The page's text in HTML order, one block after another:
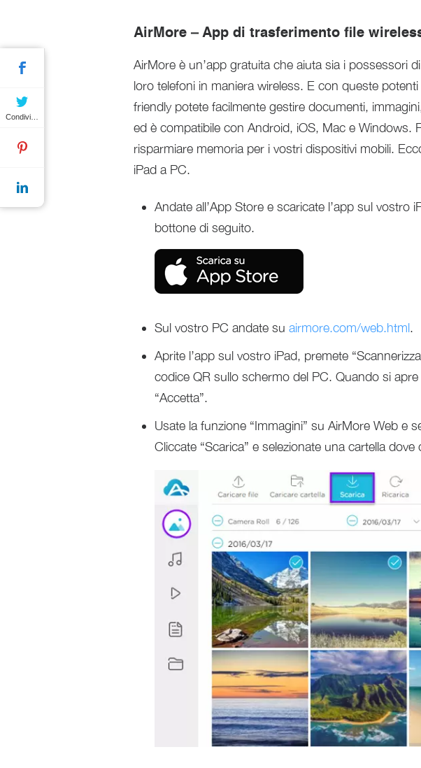
AirMore – App di trasferimento file
AirMore è un’app gratuita che aiuta sia i possessori
loro telefoni in maniera wireless. E con queste
friendly potete facilmente gestire documenti,
ed è compatibile con Android, iOS, Mac e Windows.
risparmiare memoria per i vostri dispositivi mobili.
iPad a PC.
Andate all’App Store e scaricate l’app sul vostro
bottone di seguito.
Sul vostro PC andate su airmore.com/web.html.
Aprite l’app sul vostro iPad, premete
codice QR sullo schermo del PC. Quando si apre
“Accetta”.
Usate la funzione “Immagini” su AirMore Web e
Cliccate “Scarica” e selezionate una cartella